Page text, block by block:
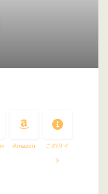
Amazon このサイ
ト